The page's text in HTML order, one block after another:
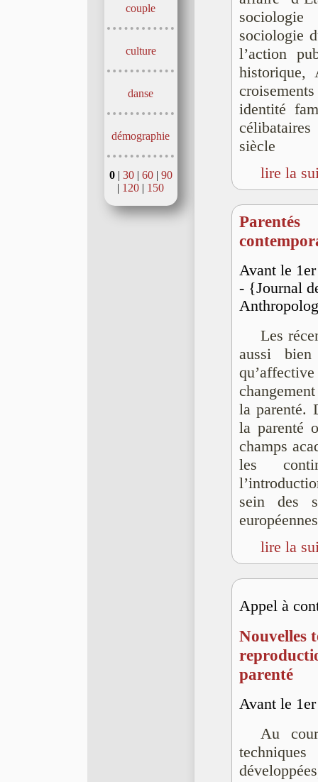
couple
culture
danse
démographie
0| 30| 60| 90
| 120 | 150
sociologie
l’action
historique,
identité
siècle
lire la
Parentés
Avant le
- {Journal
Les
aussi
la parenté.
la parenté
champs
les
sein des
lire la
Appel à
Nouvelles
parenté
Avant le
Au